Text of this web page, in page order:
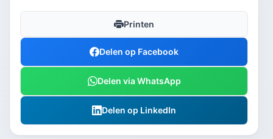
Printen
Delen op Facebook
Delen via WhatsApp
Delen op LinkedIn